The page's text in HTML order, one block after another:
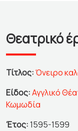
Θεατρικό
Τίτλος:Όνειρο
Είδος:Αγγλικό
Κωμωδία
Έτος:1595-1599